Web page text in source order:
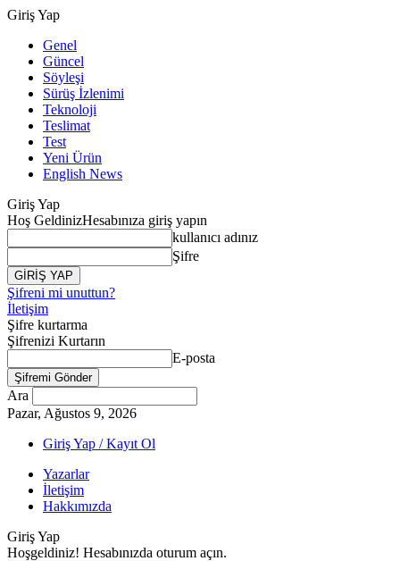
Giriş Yap
Genel
Güncel
Söyleşi
Sürüş İzlenimi
Teknoloji
Teslimat
Test
Yeni Ürün
English News
Giriş Yap
Hoş GeldinizHesabınıza giriş yapın
kullanıcı adınız
Şifre
Şifreni mi unuttun?
İletişim
Şifre kurtarma
Şifrenizi Kurtarın
E-posta
Ara
Pazar, Ağustos 9, 2026
Giriş Yap / Kayıt Ol
Yazarlar
İletişim
Hakkımızda
Giriş Yap
Hoşgeldiniz! Hesabınızda oturum açın.